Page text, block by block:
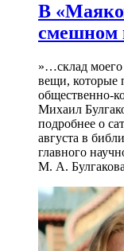
В
смешном
»…склад моего
вещи, которые
общественно-
Михаил
подробнее о
августа в
главного
М. А.